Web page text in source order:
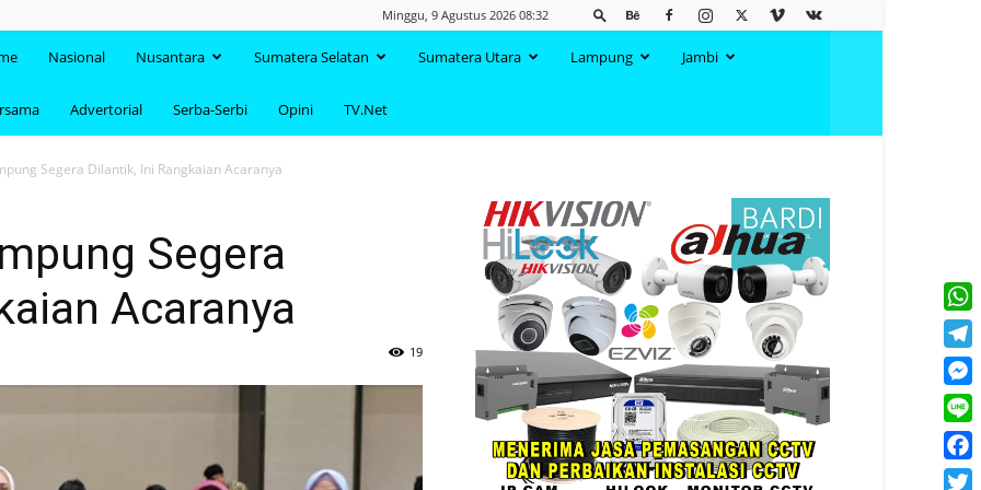
Minggu, 9 Agustus 2026 08:32
Nasional Nusantara Sumatera Selatan Sumatera Utara Lampung Jambi
Advertorial Serba-Serbi Opini TV.Net
Segera Dilantik, Ini Rangkaian Acaranya
Segera
Acaranya
19
Line